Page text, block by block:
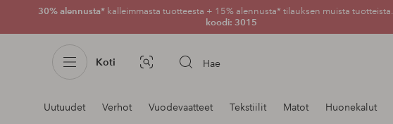
30% alennusta* kalleimmasta tuotteesta + 15% alennusta* tilauksen muista tuotteista.
koodi: 3015
Koti Kuvahaku Hae
Navigointi
Uutuudet Verhot Vuodevaatteet Tekstiilit Matot Huonekalut